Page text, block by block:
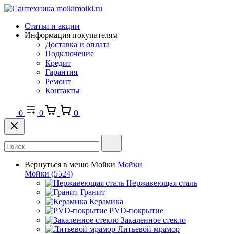
Статьи и акции
Информация покупателям
Доставка и оплата
Подключение
Кредит
Гарантия
Ремонт
Контакты
0 0 0
Вернуться в меню Мойки Мойки
Мойки (5524)
Нержавеющая сталь
Гранит
Керамика
PVD-покрытие
Закаленное стекло
Литьевой мрамор